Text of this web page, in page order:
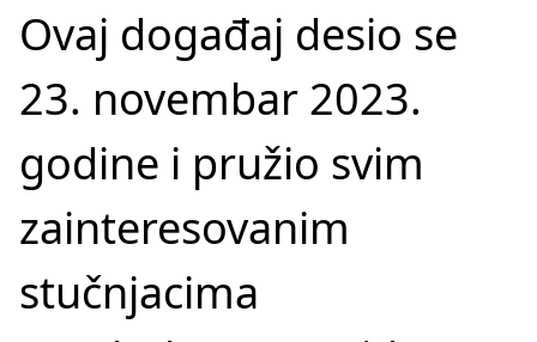
Ovaj događaj desio se
23. novembar 2023.
godine i pružio svim
zainteresovanim
stučnjacima